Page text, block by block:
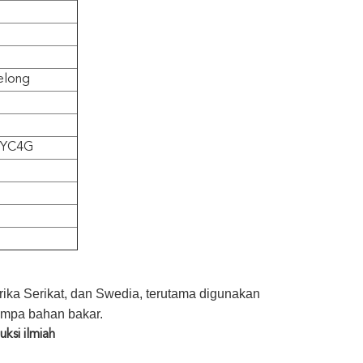
Serikat, dan Swedia, terutama digunakan
bahan bakar.
ilmiah